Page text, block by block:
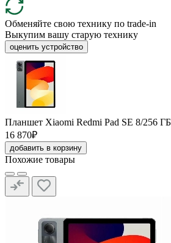
Обменяйте свою технику по trade-in
Выкупим вашу старую технику
оценить устройство
Планшет Xiaomi Redmi Pad SE 8/256
16 870₽
добавить в корзину
Похожие товары